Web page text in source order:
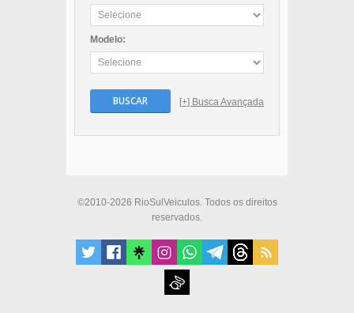
Modelo:
BUSCAR [+] Busca Avançada
©2010-2026 RioSulVeiculos. Todos os direitos
reservados.